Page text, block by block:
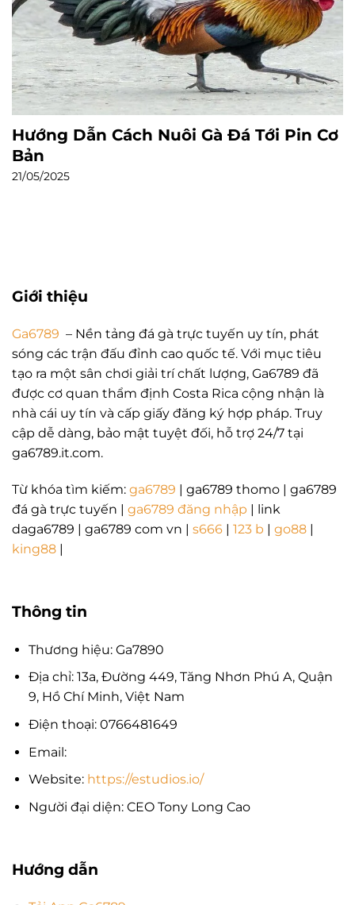
Hướng Dẫn Cách Nuôi Gà Đá Tới Pin Cơ
Bản
21/05/2025
Giới thiệu
Ga6789 – Nền tảng đá gà trực tuyến uy tín, phát
sóng các trận đấu đỉnh cao quốc tế. Với mục tiêu
tạo ra một sân chơi giải trí chất lượng, Ga6789 đã
được cơ quan thẩm định Costa Rica cộng nhận là
nhà cái uy tín và cấp giấy đăng ký hợp pháp. Truy
cập dễ dàng, bảo mật tuyệt đối, hỗ trợ 24/7 tại
ga6789.it.com.
Từ khóa tìm kiếm: ga6789 | ga6789 thomo | ga6789
đá gà trực tuyến | ga6789 đăng nhập | link
daga6789 | ga6789 com vn | s666 | 123 b | go88 |
king88 |
Thông tin
Thương hiệu: Ga7890
Địa chỉ: 13a, Đường 449, Tăng Nhơn Phú A, Quận
9, Hồ Chí Minh, Việt Nam
Điện thoại: 0766481649
Email:
Website: https://estudios.io/
Người đại diện: CEO Tony Long Cao
Hướng dẫn